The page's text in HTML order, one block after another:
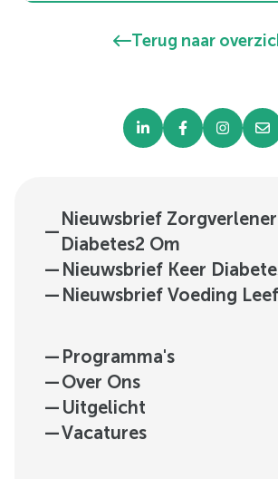
Terug naar
—
Nieuwsbrief
Diabetes2 Om
— Nieuwsbrief Keer
— Nieuwsbrief Voeding
— Programma's
—Over Ons
— Uitgelicht
—Vacatures